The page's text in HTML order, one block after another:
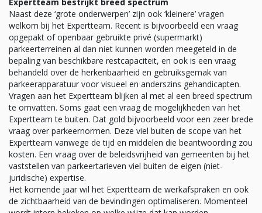
Naast deze ‘grote onderwerpen’ zijn ook ‘kleinere’ vragen
welkom bij het Expertteam. Recent is bijvoorbeeld een vraag
opgepakt of openbaar gebruikte privé (supermarkt)
parkeerterreinen al dan niet kunnen worden meegeteld in de
bepaling van beschikbare restcapaciteit, en ook is een vraag
behandeld over de herkenbaarheid en gebruiksgemak van
parkeerapparatuur voor visueel en anderszins gehandicapten.
Vragen aan het Expertteam blijken al met al een breed spectrum
te omvatten. Soms gaat een vraag de mogelijkheden van het
Expertteam te buiten. Dat gold bijvoorbeeld voor een zeer brede
vraag over parkeernormen. Deze viel buiten de scope van het
Expertteam vanwege de tijd en middelen die beantwoording zou
kosten. Een vraag over de beleidsvrijheid van gemeenten bij het
vaststellen van parkeertarieven viel buiten de eigen (niet-
juridische) expertise.
Het komende jaar wil het Expertteam de werkafspraken en ook
de zichtbaarheid van de bevindingen optimaliseren. Momenteel